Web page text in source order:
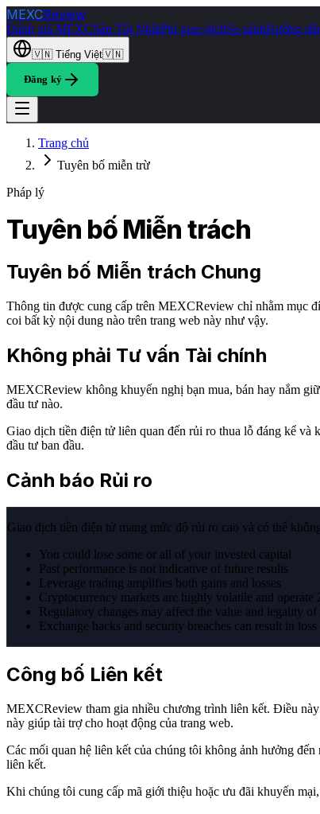
MEXCReview
Đánh giá MEXCSàn Tốt NhấtPhí giao dịchSo sánhHướng
🇻🇳 Tiếng Việt🇻🇳
Đăng ký
Trang chủ
Tuyên bố miễn trừ
Pháp lý
Tuyên bố Miễn trách
Tuyên bố Miễn trách Chung
Thông tin được cung cấp trên MEXCReview chỉ nhằm mục
coi bất kỳ nội dung nào trên trang web này như vậy.
Không phải Tư vấn Tài chính
MEXCReview không khuyến nghị bạn mua, bán hay nắm
đầu tư nào.
Giao dịch tiền điện tử liên quan đến rủi ro thua lỗ đáng kể và
đầu tư ban đầu.
Cảnh báo Rủi ro
Giao dịch tiền điện tử mang mức độ rủi ro cao và có thể
You could lose some or all of your invested capital
Past performance is not indicative of future results
Leverage trading amplifies both gains and losses
Cryptocurrency markets are highly volatile and operate
Regulatory changes may affect the value and legality of
Exchange hacks and security breaches can result in
Công bố Liên kết
MEXCReview tham gia nhiều chương trình liên kết. Điều này
này giúp tài trợ cho hoạt động của trang web.
Các mối quan hệ liên kết của chúng tôi không ảnh hưởng
liên kết.
Khi chúng tôi cung cấp mã giới thiệu hoặc ưu đãi khuyến